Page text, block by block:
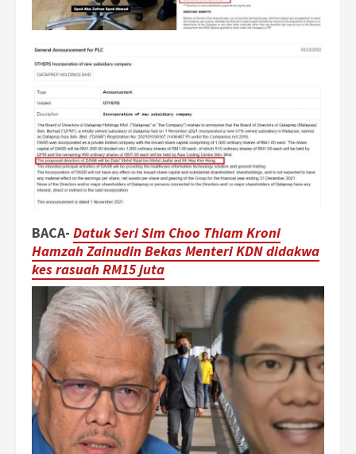
BACA- Datuk Seri Sim Choo Thiam Kroni
Hamzah Zainudin Bekas Menteri KDN didakwa
kes rasuah RM15 juta